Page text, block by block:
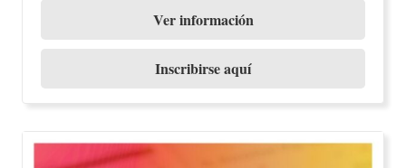
Ver información
Inscribirse aquí